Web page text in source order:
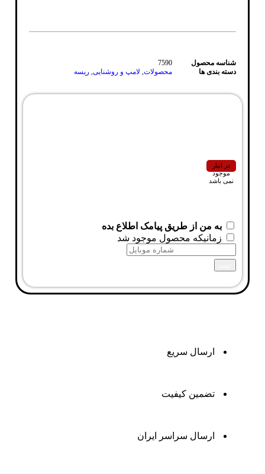
شناسه محصول
7590
دسته بندی ها
محصولات, لامپ و روشنایی, ریسه
در انبار
موجود
نمی باشد
به من از طریق پیامک اطلاع بده
زمانیکه محصول موجود شد
ارسال سریع
تضمین کیفیت
ارسال سراسر ایران